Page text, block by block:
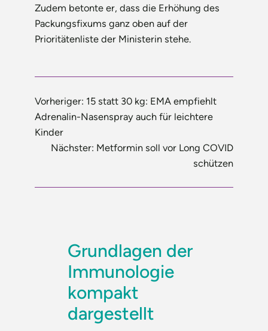
Zudem betonte er, dass die Erhöhung des
Packungsfixums ganz oben auf der
Prioritätenliste der Ministerin stehe.
Vorheriger: 15 statt 30 kg: EMA empfiehlt
Adrenalin-Nasenspray auch für leichtere
Kinder
Nächster: Metformin soll vor Long COVID
schützen
Grundlagen der
Immunologie
kompakt
dargestellt